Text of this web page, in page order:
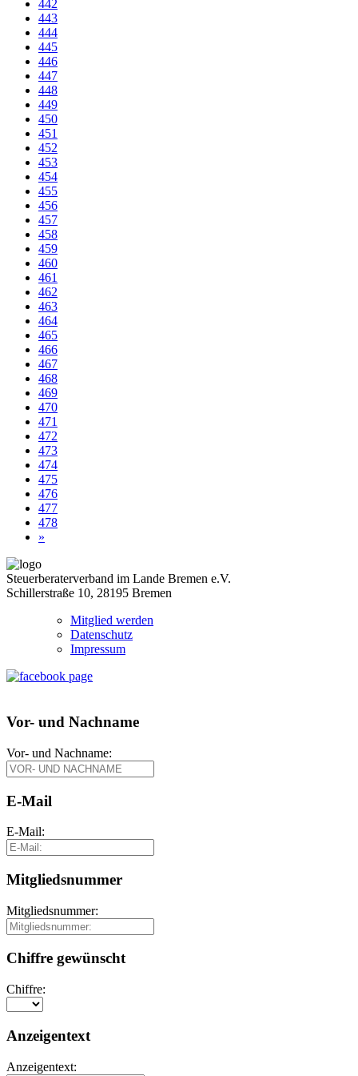
442
443
444
445
446
447
448
449
450
451
452
453
454
455
456
457
458
459
460
461
462
463
464
465
466
467
468
469
470
471
472
473
474
475
476
477
478
»
Steuerberaterverband im Lande Bremen e.V.
Schillerstraße 10, 28195 Bremen
Mitglied werden
Datenschutz
Impressum
Vor- und Nachname
Vor- und Nachname:
E-Mail
E-Mail:
Mitgliedsnummer
Mitgliedsnummer:
Chiffre gewünscht
Chiffre:
Anzeigentext
Anzeigentext: